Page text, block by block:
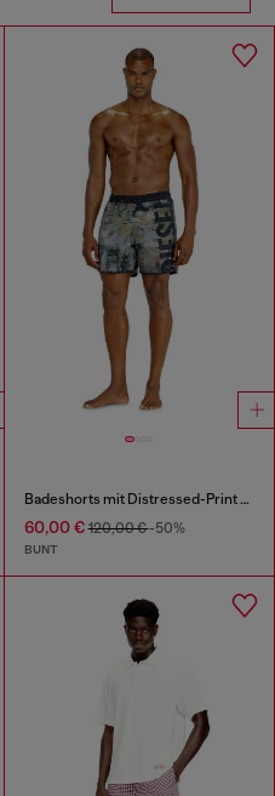
Badeshorts mit Distressed-Print und Maxi-Logo
60,00 €120,00 €-50%
BUNT